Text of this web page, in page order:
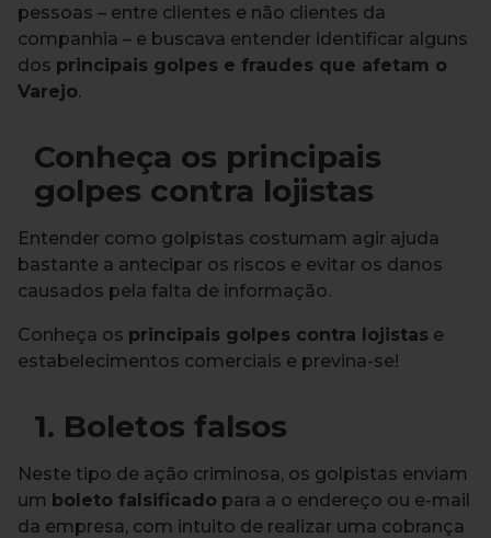
pessoas – entre clientes e não clientes da
companhia – e buscava entender identificar alguns
dos principais golpes e fraudes que afetam o
Varejo.
Conheça os principais
golpes contra lojistas
Entender como golpistas costumam agir ajuda
bastante a antecipar os riscos e evitar os danos
causados pela falta de informação.
Conheça os principais golpes contra lojistas e
estabelecimentos comerciais e previna-se!
1. Boletos falsos
Neste tipo de ação criminosa, os golpistas enviam
um boleto falsificado para a o endereço ou e-mail
da empresa, com intuito de realizar uma cobrança